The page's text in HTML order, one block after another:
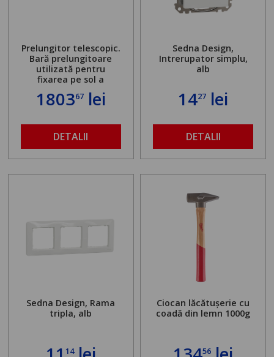
Prelungitor telescopic.
Bară prelungitoare
utilizată pentru
fixarea pe sol a
standului mașinii de
găurit în locul
maximă admisă de 500
kg și înălțime reglabilă
de la 1,8 la 2,9 m
180367lei
DETALII
Sedna Design,
Intrerupator simplu,
alb
1427 lei
DETALII
Sedna Design, Rama
tripla, alb
14
Ciocan lăcătușerie cu
coadă din lemn 1000g
56